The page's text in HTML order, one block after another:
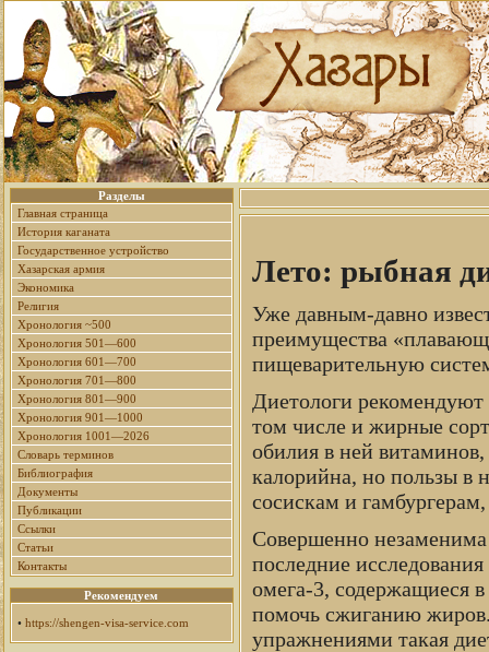
Разделы
Главная страница
История каганата
Государственное устройство
Хазарская армия
Экономика
Религия
Хронология ~500
Хронология 501—600
Хронология 601—700
Хронология 701—800
Хронология 801—900
Хронология 901—1000
Хронология 1001—2026
Словарь терминов
Библиография
Документы
Публикации
Ссылки
Статьи
Контакты
Рекомендуем
• https://shengen-visa-service.com
Лето: рыбная
Уже давным-давно
преимущества
пищеварительную
Диетологи
том числе и жирные
обилия в ней
калорийна, но пользы в
сосискам и
Совершенно незаменима
последние
омега-3, содержащиеся
помочь сжиганию
упражнениями такая